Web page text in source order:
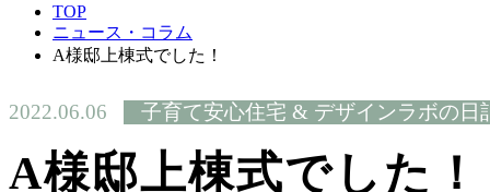
TOP
ニュース・コラム
A様邸上棟式でした！
2022.06.06 子育て安心住宅 & デザインラボの日
A様邸上棟式でした！